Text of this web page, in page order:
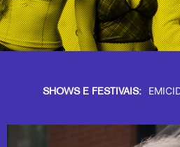
SHOWS E FESTIVAIS: